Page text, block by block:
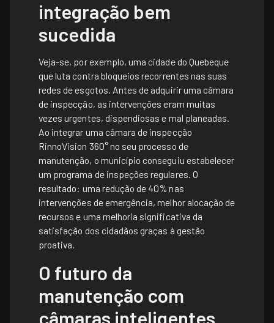
integração bem
sucedida
Veja-se, por exemplo, uma cidade do Quebeque
que luta contra bloqueios recorrentes nas suas
redes de esgotos. Antes de adquirir uma câmara
de inspecção, as intervenções eram muitas
vezes urgentes, dispendiosas e mal planeadas.
Ao integrar uma câmara de inspecção
RinnoVision 360° no seu processo de
manutenção, o município conseguiu estabelecer
um programa de inspeções regulares. O
resultado: uma redução de 40% nas
intervenções de emergência, melhor alocação de
recursos e uma melhoria significativa da
satisfação dos cidadãos graças à gestão
proativa.
O futuro da
manutenção com
câmaras inteligentes